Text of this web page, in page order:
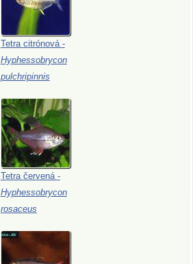
Tetra citrónová -
Hyphessobrycon
pulchripinnis
Tetra červená -
Hyphessobrycon
rosaceus